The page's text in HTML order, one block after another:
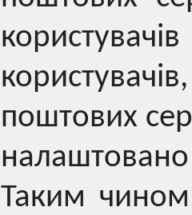
поштових
Таким